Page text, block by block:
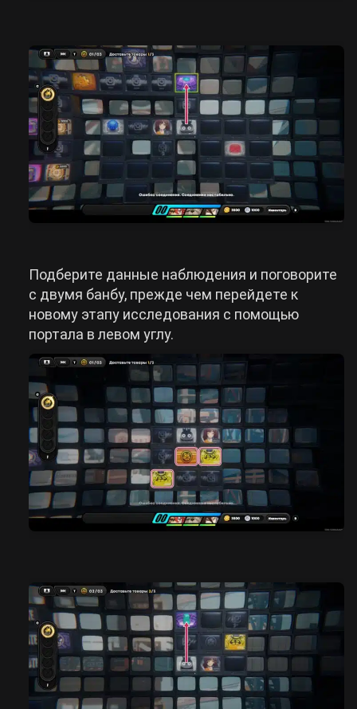
Подберите данные наблюдения и поговорите
с двумя банбу, прежде чем перейдете к
новому этапу исследования с помощью
портала в левом углу.